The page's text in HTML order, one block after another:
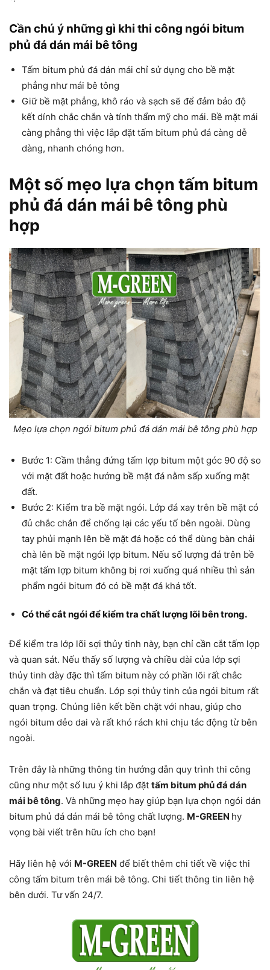
Cần chú ý những gì khi thi công ngói bitum
phủ đá dán mái bê tông
Tấm bitum phủ đá dán mái chỉ sử dụng cho bề mặt
phẳng như mái bê tông
Giữ bề mặt phẳng, khô ráo và sạch sẽ để đảm bảo độ
kết dính chắc chắn và tính thẩm mỹ cho mái. Bề mặt mái
càng phẳng thì việc lắp đặt tấm bitum phủ đá càng dễ
dàng, nhanh chóng hơn.
Một số mẹo lựa chọn tấm bitum
phủ đá dán mái bê tông phù
hợp
Mẹo lựa chọn ngói bitum phủ đá dán mái bê tông phù hợp
Bước 1: Cầm thẳng đứng tấm lợp bitum một góc 90 độ so
với mặt đất hoặc hướng bề mặt đá nằm sấp xuống mặt
đất.
Bước 2: Kiểm tra bề mặt ngói. Lớp đá xay trên bề mặt có
đủ chắc chắn để chống lại các yếu tố bên ngoài. Dùng
tay phủi mạnh lên bề mặt đá hoặc có thể dùng bàn chải
chà lên bề mặt ngói lợp bitum. Nếu số lượng đá trên bề
mặt tấm lợp bitum không bị rơi xuống quá nhiều thì sản
phẩm ngói bitum đó có bề mặt đá khá tốt.
Có thể cắt ngói để kiểm tra chất lượng lõi bên trong.
Để kiểm tra lớp lõi sợi thủy tinh này, bạn chỉ cần cắt tấm lợp
và quan sát. Nếu thấy số lượng và chiều dài của lớp sợi
thủy tinh dày đặc thì tấm bitum này có phần lõi rất chắc
chắn và đạt tiêu chuẩn. Lớp sợi thủy tinh của ngói bitum rất
quan trọng. Chúng liên kết bền chặt với nhau, giúp cho
ngói bitum dẻo dai và rất khó rách khi chịu tác động từ bên
ngoài.
Trên đây là những thông tin hướng dẫn quy trình thi công
cũng như một số lưu ý khi lắp đặt tấm bitum phủ đá dán
mái bê tông. Và những mẹo hay giúp bạn lựa chọn ngói dán
bitum phủ đá dán mái bê tông chất lượng. M-GREEN hy
vọng bài viết trên hữu ích cho bạn!
Hãy liên hệ với M-GREEN để biết thêm chi tiết về việc thi
công tấm bitum trên mái bê tông. Chi tiết thông tin liên hệ
bên dưới. Tư vấn 24/7.